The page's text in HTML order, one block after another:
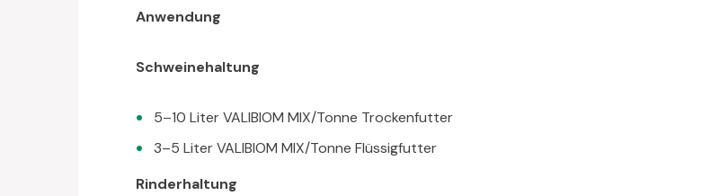
Anwendung
Schweinehaltung
5–10 Liter VALIBIOM MIX/Tonne Trockenfutter
3–5 Liter VALIBIOM MIX/Tonne Flüssigfutter
Rinderhaltung